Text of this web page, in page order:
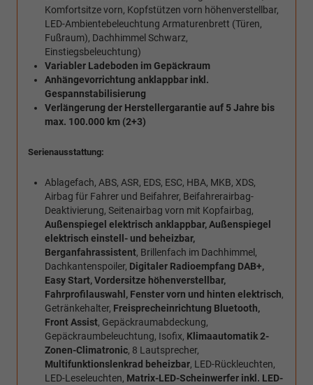
Komfortsitze vorn, Kopfstützen vorn höhenverstellbar,
LED-Ambientebeleuchtung Armaturenbrett (Türen,
Fußraum), Dachhimmel Schwarz,
Einstiegsbeleuchtung)
Variabler Ladeboden im Gepäckraum
Anhängevorrichtung anklappbar inkl.
Gespannstabilisierung
Verlängerung der Herstellergarantie auf 5 Jahre bis
max. 100.000 km (2+3)
Serienausstattung:
Ablagefach, ABS, ASR, EDS, ESC, HBA, MKB, XDS,
Airbag für Fahrer und Beifahrer, Beifahrerairbag-
Deaktivierung, Seitenairbag vorn mit Kopfairbag,
Außenspiegel elektrisch anklappbar, Außenspiegel
elektrisch einstell- und beheizbar,
Berganfahrassistent, Brillenfach im Dachhimmel,
Dachkantenspoiler, Digitaler Radioempfang DAB+,
Easy Start, Vordersitze höhenverstellbar,
Fahrprofilauswahl, Fenster vorn und hinten elektrisch,
Getränkehalter, Freisprecheinrichtung Bluetooth,
Front Assist, Gepäckraumabdeckung,
Gepäckraumbeleuchtung, Isofix, Klimaautomatik 2-
Zonen-Climatronic, 8 Lautsprecher,
Multifunktionslenkrad beheizbar, LED-Rückleuchten,
LED-Leseleuchten, Matrix-LED-Scheinwerfer inkl. LED-